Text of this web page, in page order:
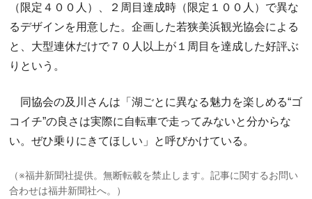
（限定４００人）、２周目達成時（限定１００人）で異な
るデザインを用意した。企画した若狭美浜観光協会による
と、大型連休だけで７０人以上が１周目を達成した好評ぶ
りという。
同協会の及川さんは「湖ごとに異なる魅力を楽しめる“ゴ
コイチ”の良さは実際に自転車で走ってみないと分からな
い。ぜひ乗りにきてほしい」と呼びかけている。
（※福井新聞社提供。無断転載を禁止します。記事に関するお問い
合わせは福井新聞社へ。）